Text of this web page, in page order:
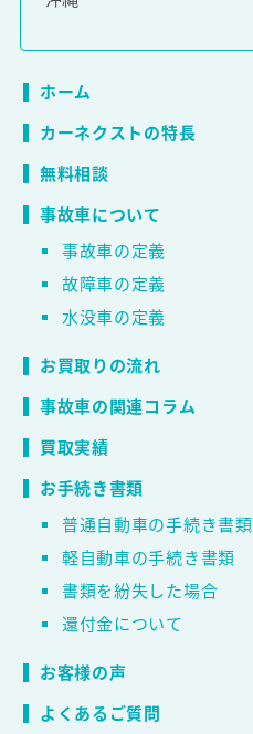
ホーム
カーネクストの特長
無料相談
事故車について
事故車の定義
故障車の定義
水没車の定義
お買取りの流れ
事故車の関連コラム
買取実績
お手続き書類
普通自動車の手続き書類
軽自動車の手続き書類
書類を紛失した場合
還付金について
お客様の声
よくあるご質問